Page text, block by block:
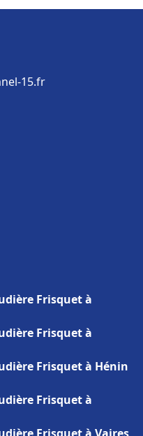
15.fr
Frisquet à
Frisquet à
Frisquet à Hénin
Frisquet à